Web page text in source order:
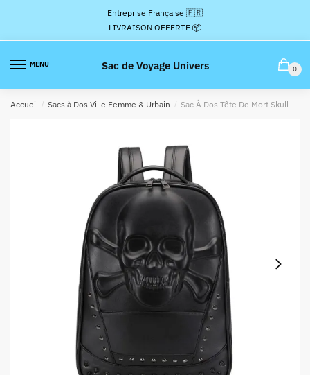
la
navigation
contenu
Entreprise Française 🇫🇷
LIVRAISON OFFERTE 📦
MENU Sac de Voyage Univers 0
Accueil / Sacs à Dos Ville Femme & Urbain / Sac À Dos Tête De Mort Skull